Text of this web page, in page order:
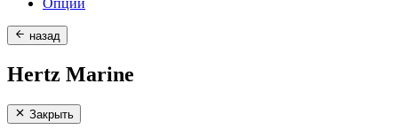
назад
Hertz Marine
Закрыть